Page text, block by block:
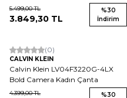
5.499,00TL
3.849,30 TL
%30
İndirim
(0)
CALVIN KLEIN
Calvin Klein LV04F3220G-4LX
Bold Camera Kadın Çanta
4.399,00TL %30